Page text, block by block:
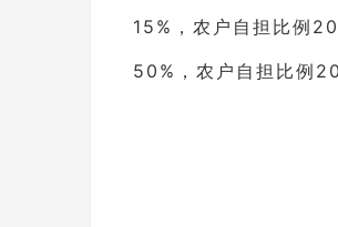
15%，农户自担比例
50%，农户自担比例